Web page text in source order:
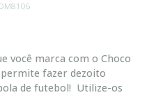
você marca com o Choco
permite fazer dezoito
de futebol! Utilize-os